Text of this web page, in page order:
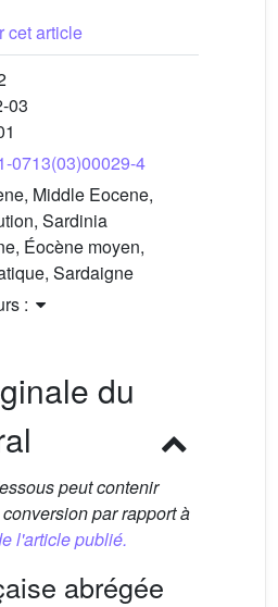
cet article
03
0713(03)00029-4
Middle Eocene,
Sardinia
Éocène moyen,
Sardaigne
:
du
peut contenir
par rapport à
l'article publié.
abrégée